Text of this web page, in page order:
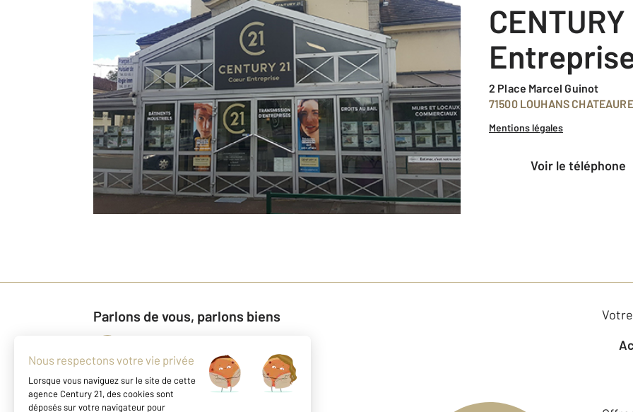
CENTURY 21 Coeur
2 Place Marcel Guinot
71500 LOUHANS
Mentions légales
voir le téléphone
Parlons de vous, parlons biens